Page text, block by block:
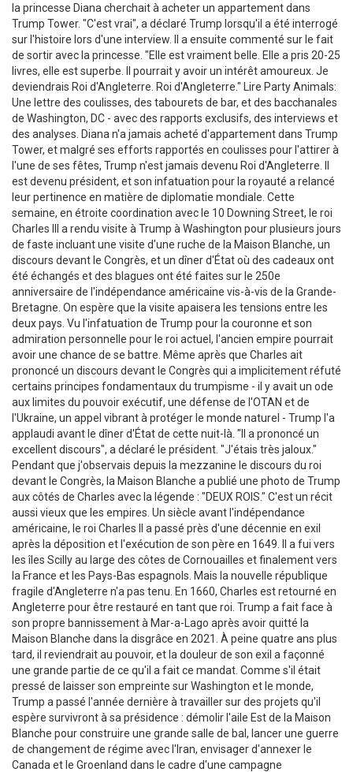
la princesse Diana cherchait à acheter un appartement dans
Trump Tower. "C'est vrai", a déclaré Trump lorsqu'il a été interrogé
sur l'histoire lors d'une interview. Il a ensuite commenté sur le fait
de sortir avec la princesse. "Elle est vraiment belle. Elle a pris 20-25
livres, elle est superbe. Il pourrait y avoir un intérêt amoureux. Je
deviendrais Roi d'Angleterre. Roi d'Angleterre." Lire Party Animals:
Une lettre des coulisses, des tabourets de bar, et des bacchanales
de Washington, DC - avec des rapports exclusifs, des interviews et
des analyses. Diana n'a jamais acheté d'appartement dans Trump
Tower, et malgré ses efforts rapportés en coulisses pour l'attirer à
l'une de ses fêtes, Trump n'est jamais devenu Roi d'Angleterre. Il
est devenu président, et son infatuation pour la royauté a relancé
leur pertinence en matière de diplomatie mondiale. Cette
semaine, en étroite coordination avec le 10 Downing Street, le roi
Charles III a rendu visite à Trump à Washington pour plusieurs jours
de faste incluant une visite d'une ruche de la Maison Blanche, un
discours devant le Congrès, et un dîner d'État où des cadeaux ont
été échangés et des blagues ont été faites sur le 250e
anniversaire de l'indépendance américaine vis-à-vis de la Grande-
Bretagne. On espère que la visite apaisera les tensions entre les
deux pays. Vu l'infatuation de Trump pour la couronne et son
admiration personnelle pour le roi actuel, l'ancien empire pourrait
avoir une chance de se battre. Même après que Charles ait
prononcé un discours devant le Congrès qui a implicitement réfuté
certains principes fondamentaux du trumpisme - il y avait un ode
aux limites du pouvoir exécutif, une défense de l'OTAN et de
l'Ukraine, un appel vibrant à protéger le monde naturel - Trump l'a
applaudi avant le dîner d'État de cette nuit-là. "Il a prononcé un
excellent discours", a déclaré le président. "J'étais très jaloux."
Pendant que j'observais depuis la mezzanine le discours du roi
devant le Congrès, la Maison Blanche a publié une photo de Trump
aux côtés de Charles avec la légende : "DEUX ROIS." C'est un récit
aussi vieux que les empires. Un siècle avant l'indépendance
américaine, le roi Charles II a passé près d'une décennie en exil
après la déposition et l'exécution de son père en 1649. Il a fui vers
les îles Scilly au large des côtes de Cornouailles et finalement vers
la France et les Pays-Bas espagnols. Mais la nouvelle république
fragile d'Angleterre n'a pas tenu. En 1660, Charles est retourné en
Angleterre pour être restauré en tant que roi. Trump a fait face à
son propre bannissement à Mar-a-Lago après avoir quitté la
Maison Blanche dans la disgrâce en 2021. À peine quatre ans plus
tard, il reviendrait au pouvoir, et la douleur de son exil a façonné
une grande partie de ce qu'il a fait ce mandat. Comme s'il était
pressé de laisser son empreinte sur Washington et le monde,
Trump a passé l'année dernière à travailler sur des projets qu'il
espère survivront à sa présidence : démolir l'aile Est de la Maison
Blanche pour construire une grande salle de bal, lancer une guerre
de changement de régime avec l'Iran, envisager d'annexer le
Canada et le Groenland dans le cadre d'une campagne